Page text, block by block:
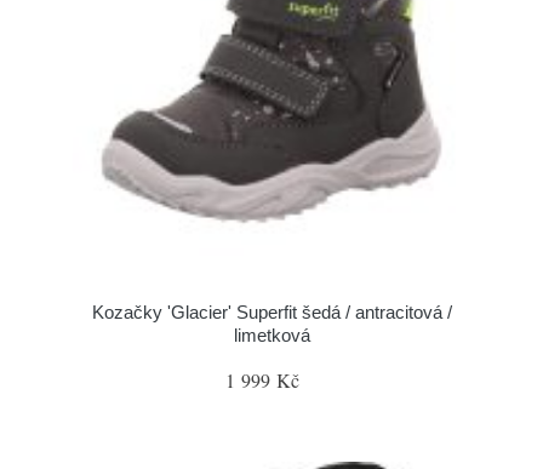
Kozačky 'Glacier' Superfit šedá / antracitová /
limetková
1 999 Kč